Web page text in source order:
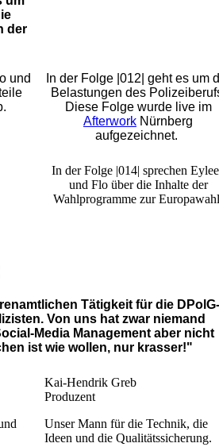
der
und
In der Folge |012| geht es um
Belastungen des
Diese Folge wurde live im
Afterwork Nürnberg
aufgezeichnet.
In der Folge |014| sprechen
und Flo über die Inhalte der
Wahlprogramme zur
Tätigkeit für die DPolG-
Von uns hat zwar niemand
Media Management aber nicht
ist wie wollen, nur krasser!"
Kai-Hendrik Greb
Produzent
Unser Mann für die Technik, die
Ideen und die Qualitätssicherung.